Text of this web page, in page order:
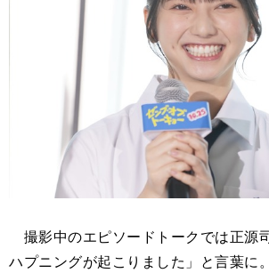
撮影中のエピソードトークでは正源
ハプニングが起こりました」と言葉に